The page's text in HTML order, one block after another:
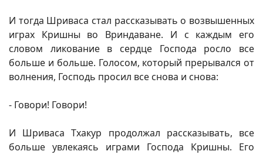
И тогда Шриваса стал рассказывать о возвышенных
играх Кришны во Вриндаване. И с каждым его
словом ликование в сердце Господа росло все
больше и больше. Голосом, который прерывался от
волнения, Господь просил все снова и снова:
- Говори! Говори!
И Шриваса Тхакур продолжал рассказывать, все
больше увлекаясь играми Господа Кришны. Его